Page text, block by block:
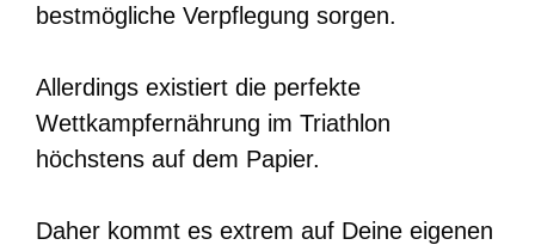
bestmögliche Verpflegung sorgen.
Allerdings existiert die perfekte
Wettkampfernährung im Triathlon
höchstens auf dem Papier.
Daher kommt es extrem auf Deine eigenen